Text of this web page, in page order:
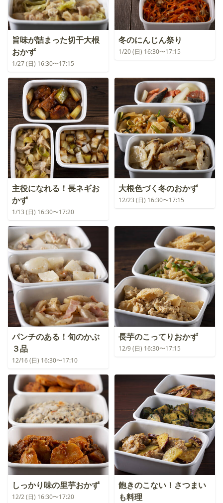
旨味が詰まった切干大根
おかず
1/27 (日) 16:30〜17:15
冬のにんじん祭り
1/20 (日) 16:30〜17:15
主役になれる！長ネギお
かず
1/13 (日) 16:30〜17:20
大根色づく冬のおかず
12/23 (日) 16:30〜17:15
パンチのある！旬のかぶ
３品
12/16 (日) 16:30〜17:10
長芋のこってりおかず
12/9 (日) 16:30〜17:15
しっかり味の里芋おかず
12/2 (日) 16:30〜17:20
飽きのこない！さつまい
も料理